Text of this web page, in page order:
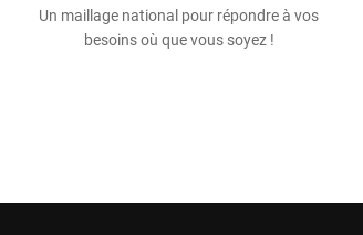
Un maillage national pour répondre à vos
besoins où que vous soyez !